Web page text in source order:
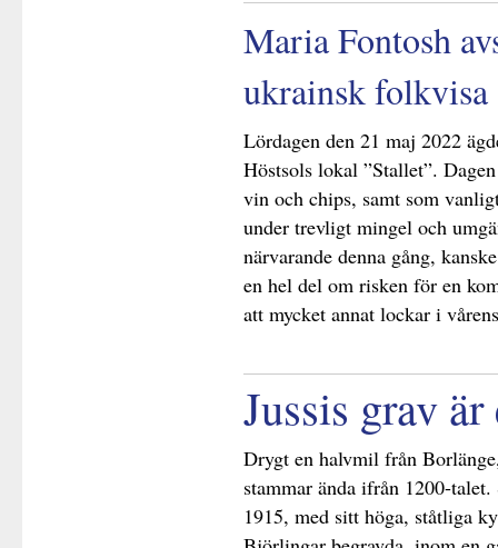
Maria Fontosh
ukrainsk
Lördagen den 21 maj 2022
Höstsols lokal ”Stallet”.
vin och chips, samt som
under trevligt mingel och
närvarande denna gång,
en hel del om risken för en
att mycket annat lockar i
Jussis grav
Drygt en halvmil från
stammar ända ifrån 1200-
1915, med sitt höga, ståtliga